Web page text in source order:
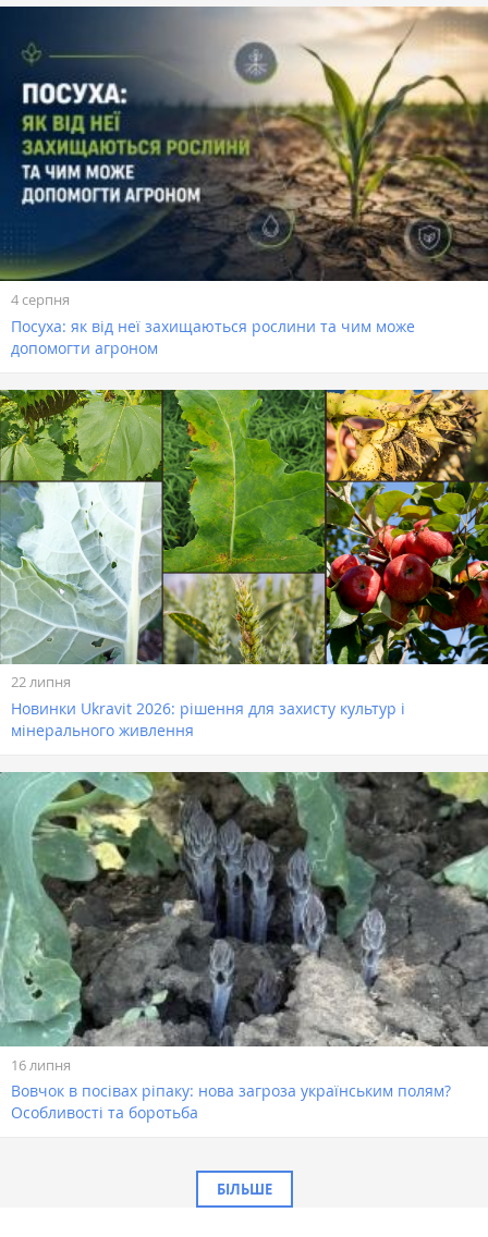
4 серпня
Посуха: як від неї захищаються рослини та чим може
допомогти агроном
22 липня
Новинки Ukravit 2026: рішення для захисту культур і
мінерального живлення
16 липня
Вовчок в посівах ріпаку: нова загроза українським полям?
Особливості та боротьба
БІЛЬШЕ